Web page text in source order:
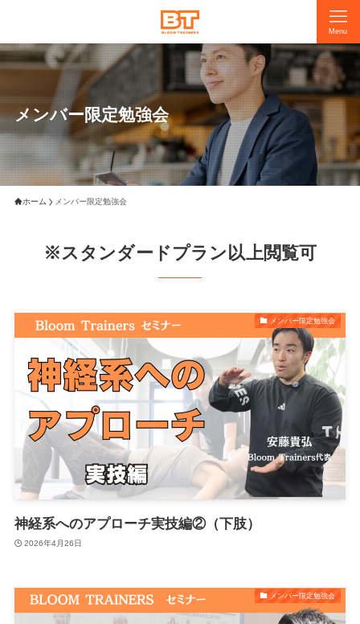
Menu
メンバー限定勉強会
ホーム メンバー限定勉強会
※スタンダードプラン以上閲覧可
メンバー限定勉強会
神経系へのアプローチ実技編②（下肢）
2026年4月26日
メンバー限定勉強会